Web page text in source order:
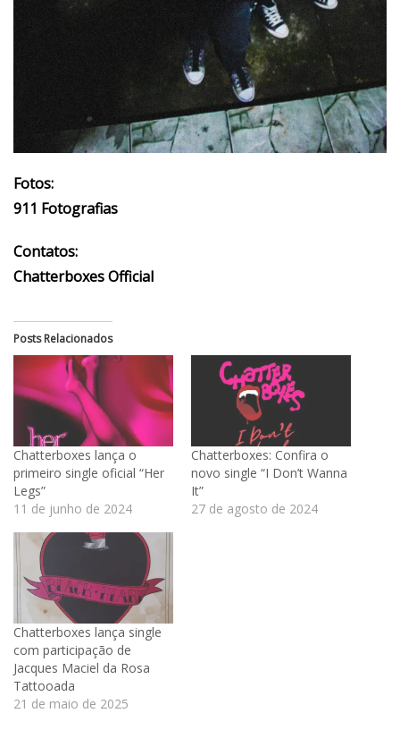
Fotos:
911 Fotografias
Contatos:
Chatterboxes Official
Posts Relacionados
Chatterboxes lança o
primeiro single oficial “Her
Legs”
11 de junho de 2024
Chatterboxes: Confira o
novo single “I Don’t Wanna
It”
27 de agosto de 2024
Chatterboxes lança single
com participação de
Jacques Maciel da Rosa
Tattooada
21 de maio de 2025